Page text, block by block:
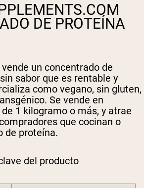
DE PROTEÍNA
un concentrado de
sabor que es rentable y
como vegano, sin gluten,
Se vende en
1 kilogramo o más, y atrae
que cocinan o
de proteína.
del producto